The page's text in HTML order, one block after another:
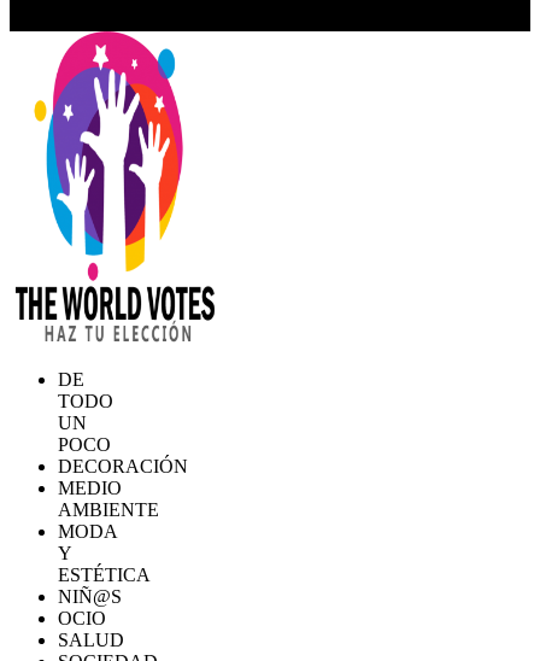
DE
TODO
UN
POCO
DECORACIÓN
MEDIO
AMBIENTE
MODA
Y
ESTÉTICA
NIÑ@S
OCIO
SALUD